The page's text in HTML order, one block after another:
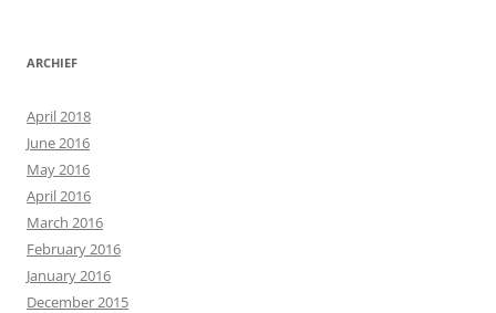
ARCHIEF
April 2018
June 2016
May 2016
April 2016
March 2016
February 2016
January 2016
December 2015